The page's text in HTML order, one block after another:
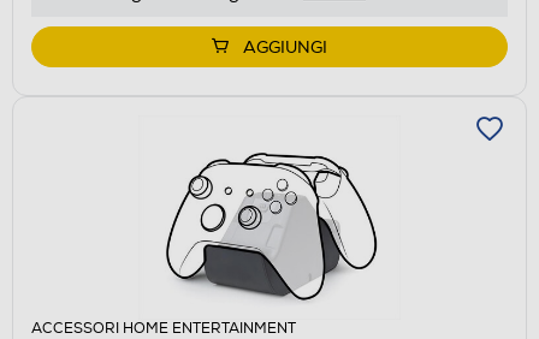
AGGIUNGI
ACCESSORI HOME ENTERTAINMENT